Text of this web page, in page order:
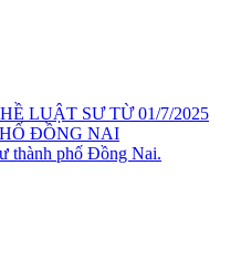
LUẬT SƯ TỪ 01/7/2025
ĐỒNG NAI
thành phố Đồng Nai.